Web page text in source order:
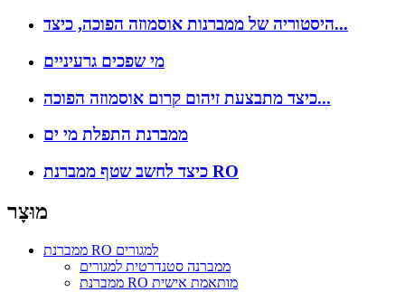
היסטוריה של ממברנות אוסמוזה הפוכה, כיצד...
מי שפכים גרעיניים
כיצד מתבצעת זיהום קרום אוסמוזה הפוכה...
ממברנת התפלת מי ים
כיצד לחשב שטף ממברנת RO
מוּצָר
ממברנת RO למגורים
ממברנה סטנדרטית למגורים
ממברנת RO מותאמת אישית